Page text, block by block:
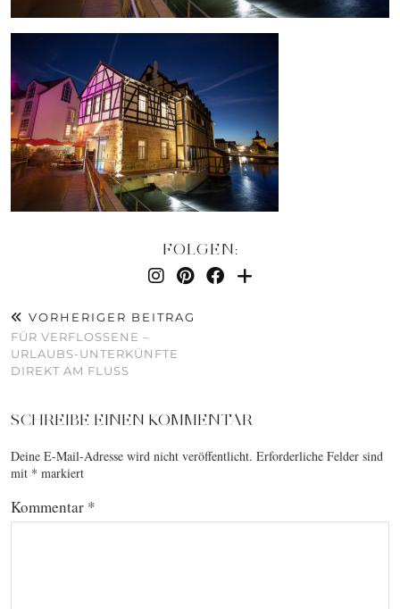
FOLGEN:
VORHERIGER BEITRAG
FÜR VERFLOSSENE –
URLAUBS-UNTERKÜNFTE
DIREKT AM FLUSS
SCHREIBE EINEN KOMMENTAR
Deine E-Mail-Adresse wird nicht veröffentlicht. Erforderliche Felder sind
mit * markiert
Kommentar *